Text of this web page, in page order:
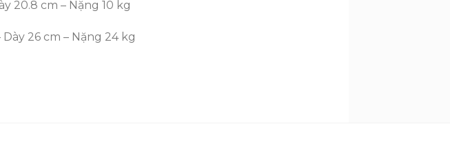
20.8 cm – Nặng 10 kg
Dày 26 cm – Nặng 24 kg